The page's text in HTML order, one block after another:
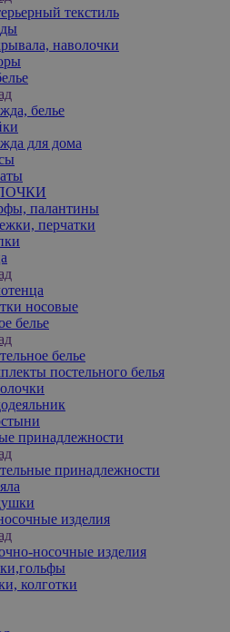
текстиль
наволочки
белье
для дома
палантины
перчатки
носовые
белье
белье
постельного белья
принадлежности
принадлежности
изделия
носочные изделия
колготки